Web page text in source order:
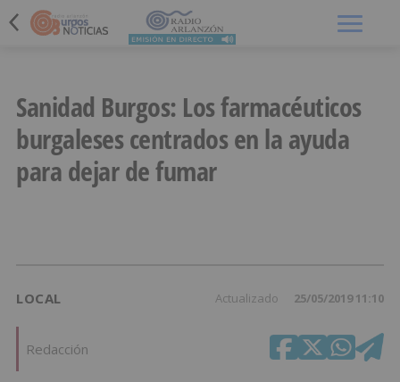
Sanidad Burgos: Los farmacéuticos
burgaleses centrados en la ayuda
para dejar de fumar
LOCAL Actualizado 25/05/2019 11:10
Redacción